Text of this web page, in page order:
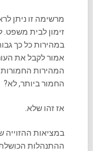
מרשימה זו ניתן
זימון לבית משפט.
במהירות כל כך
אמור לקבל את
המהירות
החמור ביותר, לא?
אז זהו שלא.
במציאות
ההתנהלות